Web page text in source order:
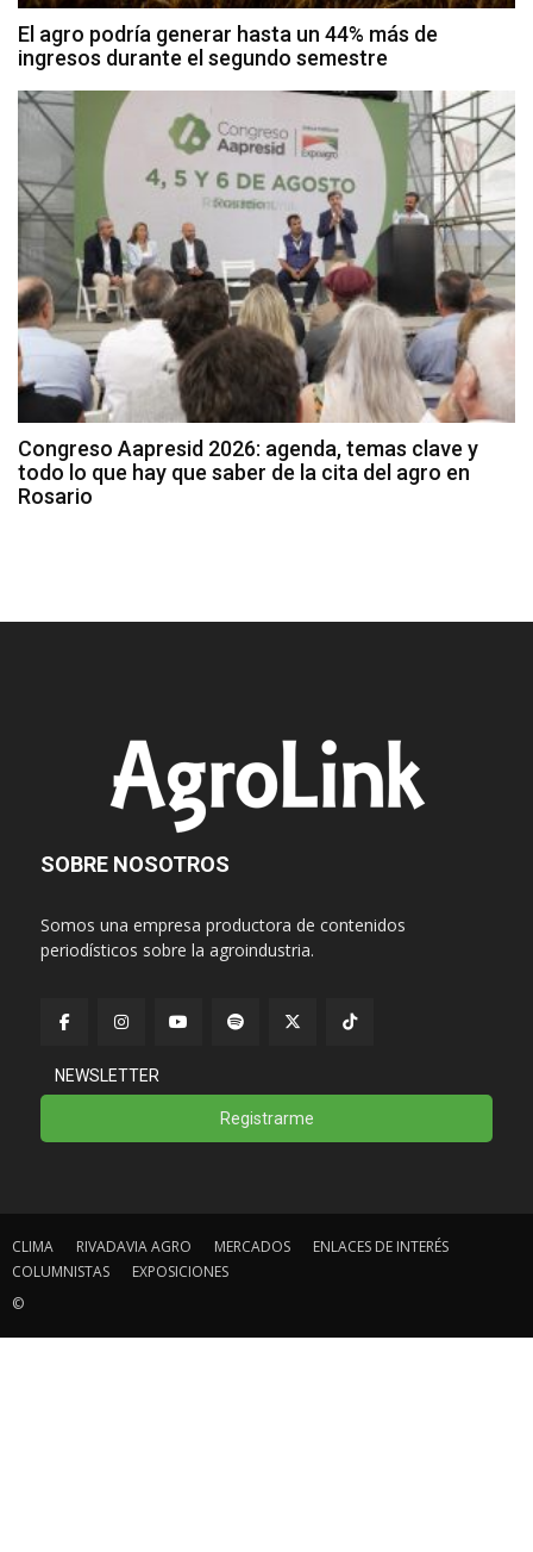
El agro podría generar hasta un 44% más de
ingresos durante el segundo semestre
Congreso Aapresid 2026: agenda, temas clave y
todo lo que hay que saber de la cita del agro en
Rosario
SOBRE NOSOTROS
Somos una empresa productora de contenidos
periodísticos sobre la agroindustria.
NEWSLETTER
Registrarme
CLIMA RIVADAVIA AGRO MERCADOS
ENLACES DE INTERÉS
COLUMNISTAS
EXPOSICIONES
©